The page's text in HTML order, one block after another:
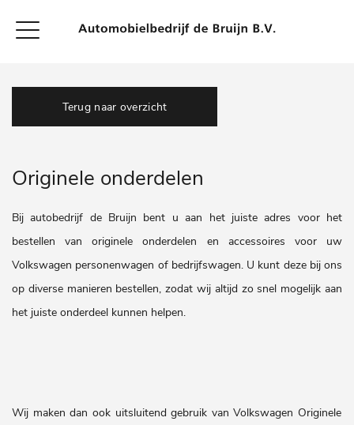
Terug naar overzicht
Originele onderdelen
Bij autobedrijf de Bruijn bent u aan het juiste adres voor het
bestellen van originele onderdelen en accessoires voor uw
Volkswagen personenwagen of bedrijfswagen. U kunt deze bij ons
op diverse manieren bestellen, zodat wij altijd zo snel mogelijk aan
het juiste onderdeel kunnen helpen.
Wij maken dan ook uitsluitend gebruik van Volkswagen Originele